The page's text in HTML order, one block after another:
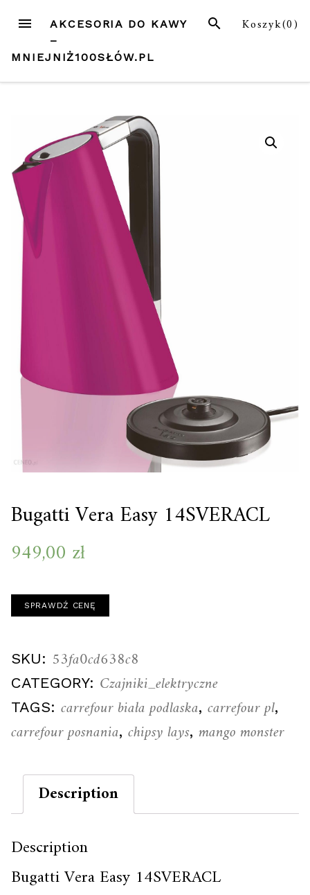
treści
MENU Koszyk(0)
SZUKAJ
AKCESORIA DO KAWY
–
MNIEJNIŻ100SŁÓW.PL
Bugatti Vera Easy 14SVERACL
949,00 zł
SPRAWDŹ CENĘ
SKU: 53fa0cd638c8
CATEGORY: Czajniki_elektryczne
TAGS: carrefour biała podlaska, carrefour pl,
carrefour posnania, chipsy lays, mango monster
Description
Description
Bugatti Vera Easy 14SVERACL